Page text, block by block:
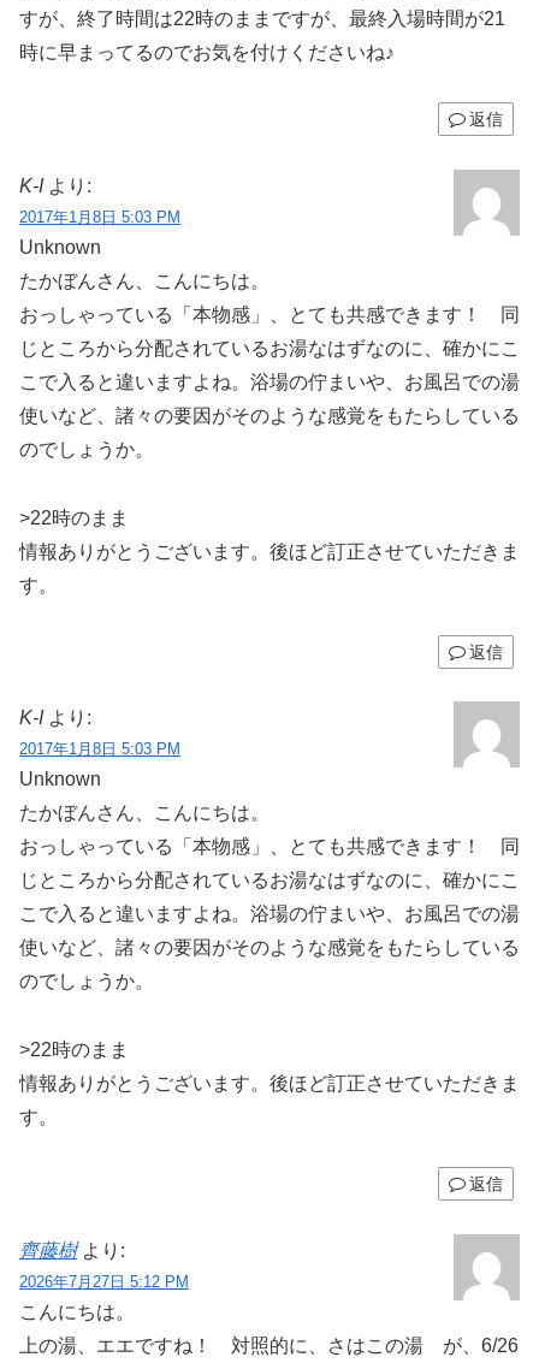
すが、終了時間は22時のままですが、最終入場時間が21
時に早まってるのでお気を付けくださいね♪
返信
K-I より:
2017年1月8日 5:03 PM
Unknown
たかぼんさん、こんにちは。
おっしゃっている「本物感」、とても共感できます！ 同
じところから分配されているお湯なはずなのに、確かにこ
こで入ると違いますよね。浴場の佇まいや、お風呂での湯
使いなど、諸々の要因がそのような感覚をもたらしている
のでしょうか。
>22時のまま
情報ありがとうございます。後ほど訂正させていただきま
す。
返信
K-I より:
2017年1月8日 5:03 PM
Unknown
たかぼんさん、こんにちは。
おっしゃっている「本物感」、とても共感できます！ 同
じところから分配されているお湯なはずなのに、確かにこ
こで入ると違いますよね。浴場の佇まいや、お風呂での湯
使いなど、諸々の要因がそのような感覚をもたらしている
のでしょうか。
>22時のまま
情報ありがとうございます。後ほど訂正させていただきま
す。
返信
齊藤樹 より:
2026年7月27日 5:12 PM
こんにちは。
上の湯、エエですね！ 対照的に、さはこの湯 が、6/26